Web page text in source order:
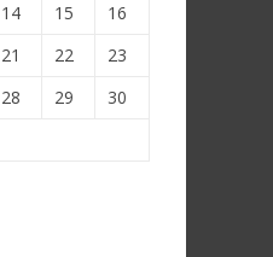
14 15
16
21 22
23
28 29
30